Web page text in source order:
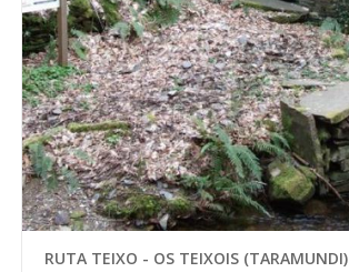
RUTA TEIXO - OS TEIXOIS (TARAMUNDI)